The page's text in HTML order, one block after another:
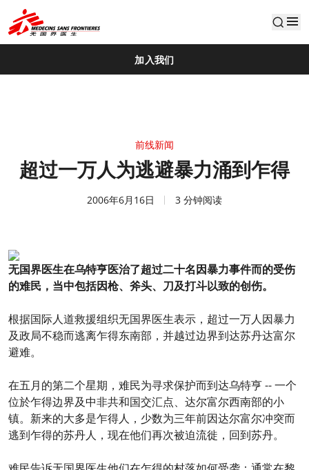
default
加入我们
前线新闻
超过一万人为逃避暴力涌到乍得
2006年6月16日 3 分钟阅读
无国界医生在乌特亨医治了超过二十名因暴力事件而的受伤
的难民，当中包括因枪、斧头、刀及打斗以致的创伤。
根据国际人道救援组织无国界医生表示，超过一万人因暴力
及政局不稳而逃离乍得东南部，并越过边界到达苏丹达富尔
避难。
在五月的第二个星期，难民为寻求保护而到达乌特亨 -- 一个
位於乍得边界及中非共和国交汇点、达尔富尔西南部的小
镇。新来的大多是乍得人，少数为三年前因达尔富尔冲突而
逃到乍得的苏丹人，现在他们再次被迫流徙，回到苏丹。